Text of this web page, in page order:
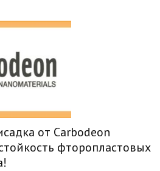
от Carbodeon
фторопластовых